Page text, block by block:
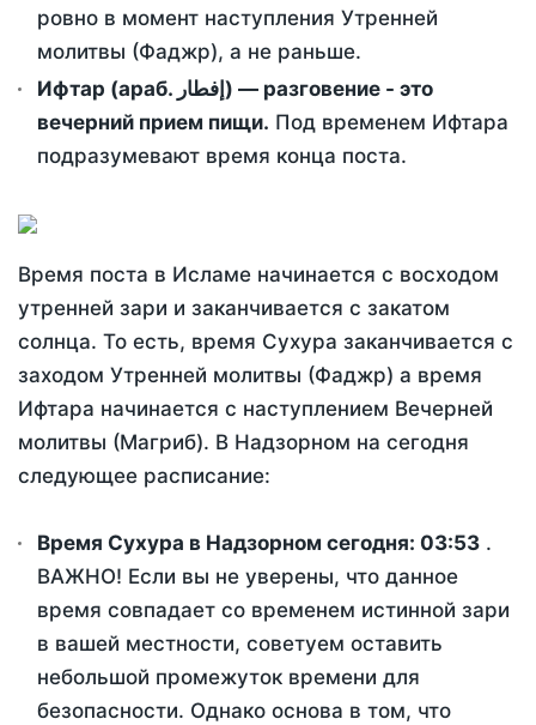
ровно в момент наступления Утренней
молитвы (Фаджр), а не раньше.
Ифтар (араб. إفطار) — разговение - это
вечерний прием пищи. Под временем Ифтара
подразумевают время конца поста.
Время поста в Исламе начинается с восходом
утренней зари и заканчивается с закатом
солнца. То есть, время Сухура заканчивается с
заходом Утренней молитвы (Фаджр) а время
Ифтара начинается с наступлением Вечерней
молитвы (Магриб). В Надзорном на сегодня
следующее расписание:
Время Сухура в Надзорном сегодня: 03:53 .
ВАЖНО! Если вы не уверены, что данное
время совпадает со временем истинной зари
в вашей местности, советуем оставить
небольшой промежуток времени для
безопасности. Однако основа в том, что